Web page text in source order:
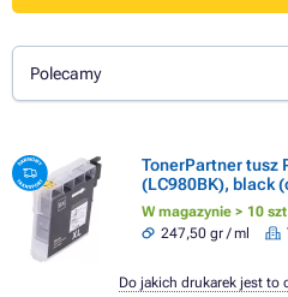
Polecamy
TonerPartner tusz
(LC980BK), black
W magazynie > 10 szt
247,50 gr / ml
Do jakich drukarek jest to